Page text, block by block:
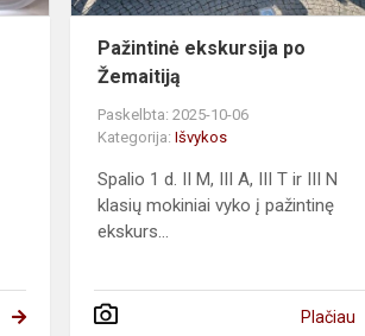
Pažintinė ekskursija po
Žemaitiją
Paskelbta: 2025-10-06
Kategorija:Išvykos
Spalio 1 d. II M, III A, III T ir III N
klasių mokiniai vyko į pažintinę
ekskurs...
Plačiau